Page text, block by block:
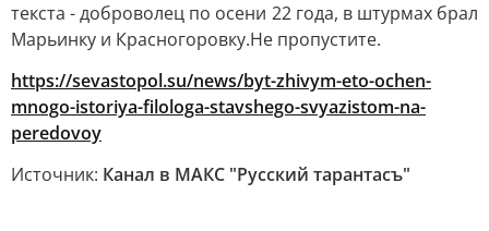
текста - доброволец по осени 22 года, в штурмах брал
Марьинку и Красногоровку.Не пропустите.
https://sevastopol.su/news/byt-zhivym-eto-ochen-
mnogo-istoriya-filologa-stavshego-svyazistom-na-
peredovoy
Источник: Канал в МАКС "Русский тарантасъ"